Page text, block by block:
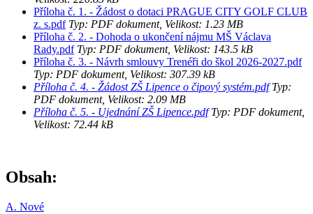
Příloha č. 1. - Žádost o dotaci PRAGUE CITY GOLF CLUB
z. s.pdfTyp: PDF dokument, Velikost: 1.23 MB
Příloha č. 2. - Dohoda o ukončení nájmu MŠ Václava
Rady.pdfTyp: PDF dokument, Velikost: 143.5 kB
Příloha č. 3. - Návrh smlouvy Trenéři do škol 2026-2027.pdf
Typ: PDF dokument, Velikost: 307.39 kB
Příloha č. 4. - Žádost ZŠ Lipence o čipový systém.pdfTyp:
PDF dokument, Velikost: 2.09 MB
Příloha č. 5. - Ujednání ZŠ Lipence.pdfTyp: PDF dokument,
Velikost: 72.44 kB
Obsah:
A. Nové